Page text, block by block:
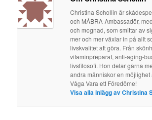
Christina Schollin är
och MÅBRA-Ambassadör,
och mognad, som smittar av
mer och mer växlar in på allt
livskvalitet att göra. Från
vitaminpreparat, anti-aging-
livsfilosofi. Hon delar gärna
andra människor en möjlighet
Våga Vara ett Föredöme!
Visa alla inlägg av Christina